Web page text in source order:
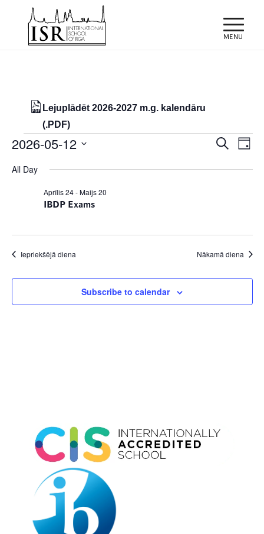
Lejuplādēt 2026-2027 m.g. kalendāru
(.PDF)
Notikumi
for
12/05/2026
Meklēt
Day
2026-05-12
All Day
IBDP Exams
Aprīlis 24-Maijs 20
Iepriekšējā diena Nākamā diena
Subscribe to calendar